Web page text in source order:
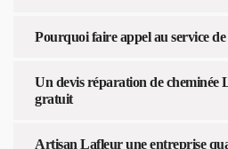
Pourquoi faire appel au service
Un devis réparation de cheminée
gratuit
Artisan Lafleur une entreprise